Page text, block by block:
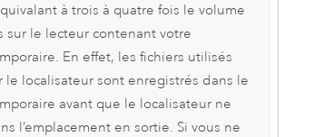
à trois à quatre fois le volume
sur le lecteur contenant votre
En effet, les fichiers utilisés
le localisateur sont enregistrés dans le
avant que le localisateur ne
l’emplacement en sortie. Si vous ne